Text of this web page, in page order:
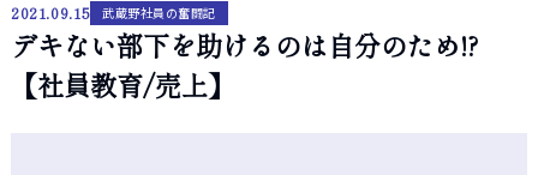
2021.09.15 武蔵野社員の奮闘記
デキない部下を助けるのは自分のため!?
【社員教育/売上】